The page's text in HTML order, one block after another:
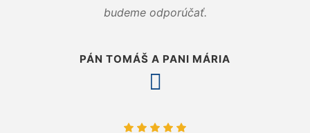
budeme odporúčať.
PÁN TOMÁŠ A PANI MÁRIA